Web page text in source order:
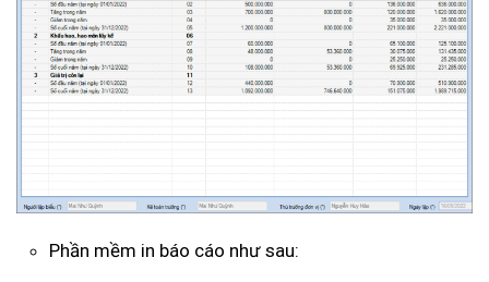
Phần mềm in báo cáo như sau: